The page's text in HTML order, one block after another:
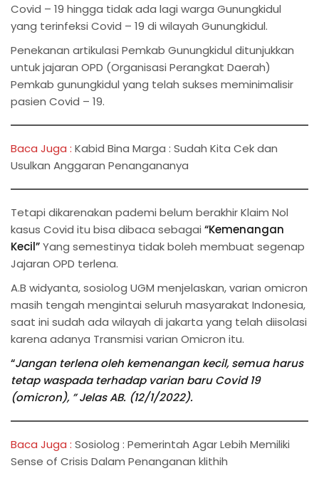
Covid – 19 hingga tidak ada lagi warga Gunungkidul
yang terinfeksi Covid – 19 di wilayah Gunungkidul.
Penekanan artikulasi Pemkab Gunungkidul ditunjukkan
untuk jajaran OPD (Organisasi Perangkat Daerah)
Pemkab gunungkidul yang telah sukses meminimalisir
pasien Covid – 19.
Baca Juga : Kabid Bina Marga : Sudah Kita Cek dan
Usulkan Anggaran Penangananya
Tetapi dikarenakan pademi belum berakhir Klaim Nol
kasus Covid itu bisa dibaca sebagai “Kemenangan
Kecil”Yang semestinya tidak boleh membuat segenap
Jajaran OPD terlena.
A.B widyanta, sosiolog UGM menjelaskan, varian omicron
masih tengah mengintai seluruh masyarakat Indonesia,
saat ini sudah ada wilayah di jakarta yang telah diisolasi
karena adanya Transmisi varian Omicron itu.
“Jangan terlena oleh kemenangan kecil, semua harus
tetap waspada terhadap varian baru Covid 19
(omicron), ” Jelas AB. (12/1/2022).
Baca Juga : Sosiolog : Pemerintah Agar Lebih Memiliki
Sense of Crisis Dalam Penanganan klithih